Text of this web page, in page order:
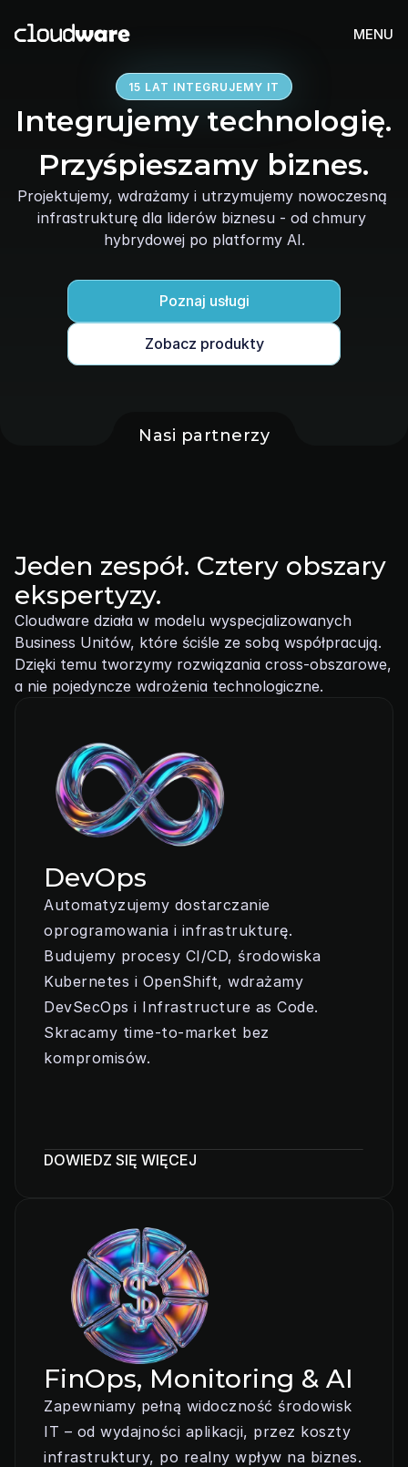
15 LAT INTEGRUJEMY IT
Integrujemy technologię.
Przyśpieszamy biznes.
Projektujemy, wdrażamy i utrzymujemy nowoczesną
infrastrukturę dla liderów biznesu - od chmury
hybrydowej po platformy AI.
Poznaj usługi
Zobacz produkty
Nasi partnerzy
Jeden zespół. Cztery obszary
ekspertyzy.
Cloudware działa w modelu wyspecjalizowanych
Business Unitów, które ściśle ze sobą współpracują.
Dzięki temu tworzymy rozwiązania cross-obszarowe,
a nie pojedyncze wdrożenia technologiczne.
DevOps
Automatyzujemy dostarczanie
oprogramowania i infrastrukturę.
Budujemy procesy CI/CD, środowiska
Kubernetes i OpenShift, wdrażamy
DevSecOps i Infrastructure as Code.
Skracamy time‑to‑market bez
kompromisów.
DOWIEDZ SIĘ WIĘCEJ
FinOps, Monitoring & AI
Zapewniamy pełną widoczność środowisk
IT – od wydajności aplikacji, przez koszty
infrastruktury, po realny wpływ na biznes.
MENU